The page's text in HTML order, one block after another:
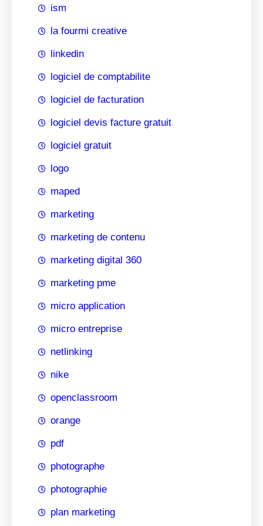
ism
la fourmi creative
linkedin
logiciel de comptabilite
logiciel de facturation
logiciel devis facture gratuit
logiciel gratuit
logo
maped
marketing
marketing de contenu
marketing digital 360
marketing pme
micro application
micro entreprise
netlinking
nike
openclassroom
orange
pdf
photographe
photographie
plan marketing